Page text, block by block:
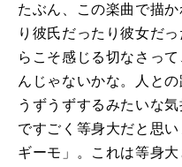
たぶん、この楽曲で描
り彼氏だったり彼女だ
らこそ感じる切なさっ
んじゃないかな。人と
うずうずするみたいな
ですごく等身大だと思
ギーモ」。これは等身